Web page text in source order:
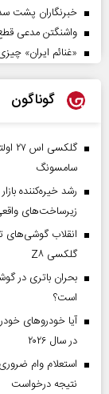
خبرنگاران پشت
واشنگتن مدعی
«غنائم ایران»
گوناگون
سامسونگ
زیرساخت‌های
انقلاب گوشی‌های
گلکسی Z۸
است؟
آیا خودروهای
در سال ۲۰۲۶
نتیجه درخواست